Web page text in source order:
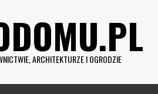
ARCHITEKTURZE I OGRODZIE